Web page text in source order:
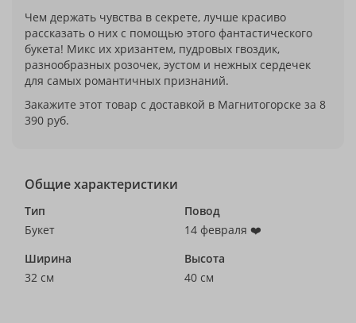
Чем держать чувства в секрете, лучше красиво
рассказать о них с помощью этого фантастического
букета! Микс их хризантем, пудровых гвоздик,
разнообразных розочек, эустом и нежных сердечек
для самых романтичных признаний.
Закажите этот товар с доставкой в Магнитогорске за 8
390 руб.
Общие характеристики
Тип
Букет
Повод
14 февраля ❤️
Ширина
32 см
Высота
40 см